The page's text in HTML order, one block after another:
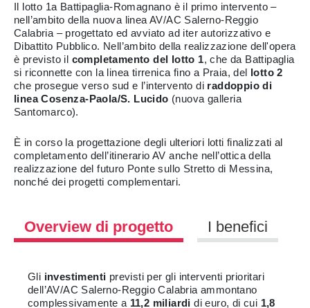
Il lotto 1a Battipaglia-Romagnano è il primo intervento –
nell’ambito della nuova linea AV/AC Salerno-Reggio
Calabria – progettato ed avviato ad iter autorizzativo e
Dibattito Pubblico. Nell’ambito della realizzazione dell'opera
è previsto il completamento del lotto 1, che da Battipaglia
si riconnette con la linea tirrenica fino a Praia, del lotto 2
che prosegue verso sud e l’intervento di raddoppio di
linea Cosenza-Paola/S. Lucido (nuova galleria
Santomarco).
È in corso la progettazione degli ulteriori lotti finalizzati al
completamento dell’itinerario AV anche nell’ottica della
realizzazione del futuro Ponte sullo Stretto di Messina,
nonché dei progetti complementari.
Overview di progetto I benefici
Gli investimenti previsti per gli interventi prioritari
dell’AV/AC Salerno-Reggio Calabria ammontano
complessivamente a 11,2 miliardidi euro, di cui 1,8